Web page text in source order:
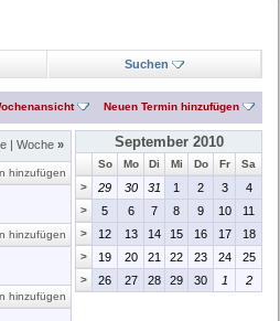
Suchen
Neuen Termin hinzufügen
| Woche »
hinzufügen
hinzufügen
hinzufügen
September 2010
So Mo Di Mi Do Fr
Sa
>
29 30 31 1 2 3 4
> 5 6 7 8 9 10 11
> 12 13 14 15 16 17 18
> 19 20 21 22 23 24 25
> 26 27 28 29 30 1 2